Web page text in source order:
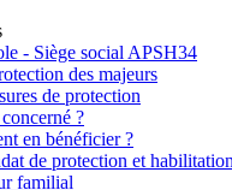
- Siège social APSH34
des majeurs
de protection
?
en bénéficier ?
de protection et
familial